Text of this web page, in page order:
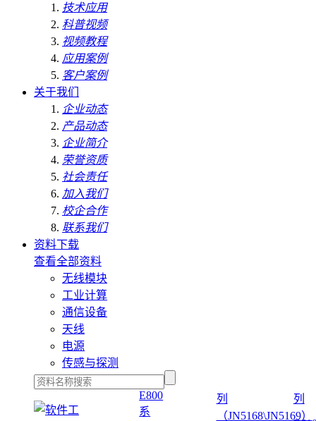
技术应用
科普视频
视频教程
应用案例
客户案例
关于我们
企业动态
产品动态
企业简介
荣誉资质
社会责任
加入我们
校企合作
联系我们
资料下载
查看全部资料
无线模块
工业计算
通信设备
天线
电源
传感与探测
E800
系
列
（JN5168\JN5169）
列